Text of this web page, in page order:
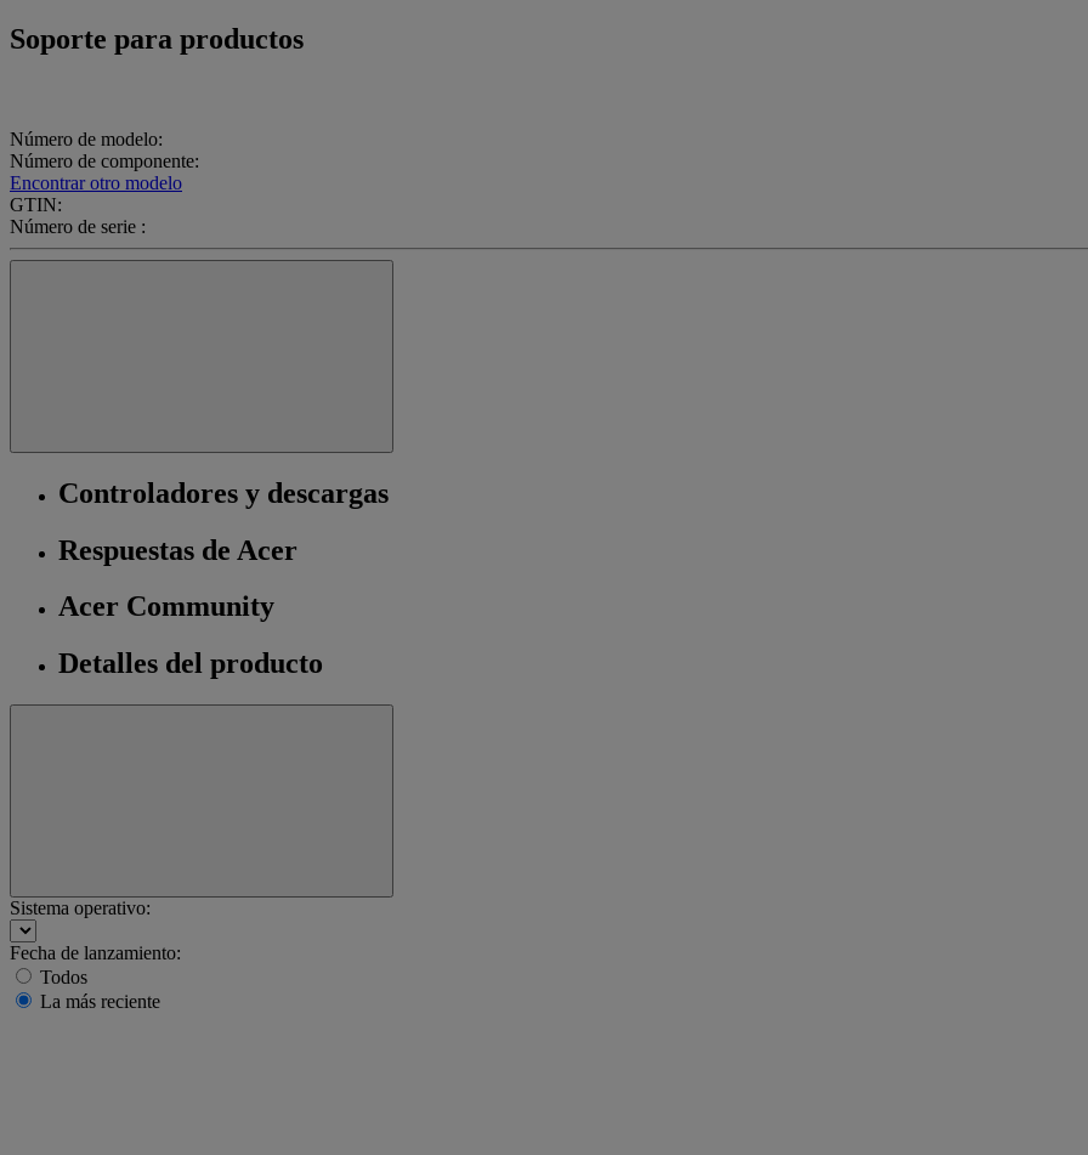
Soporte para productos
Número de modelo:
Número de componente:
Encontrar otro modelo
GTIN:
Número de serie :
Controladores y descargas
Respuestas de Acer
Acer Community
Detalles del producto
Sistema operativo:
Fecha de lanzamiento:
Todos
La más reciente